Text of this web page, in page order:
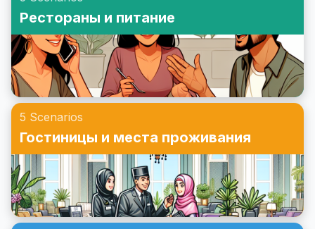
контекстах. Улучшайте свои навыки и способность
общаться на деловом английском через реальные
ситуации и примеры.
Рестораны и питание
5 Scenarios
Гостиницы и места проживания